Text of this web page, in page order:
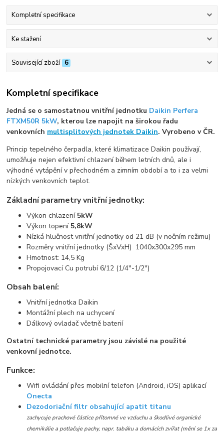
Kompletní specifikace
Ke stažení
Související zboží 6
Kompletní specifikace
Jedná se o samostatnou vnitřní jednotku Daikin Perfera
FTXM50R 5kW, kterou lze napojit na širokou řadu
venkovních multisplitových jednotek Daikin. Vyrobeno v ČR.
Princip tepelného čerpadla, které klimatizace Daikin používají,
umožňuje nejen efektivní chlazení během letních dnů, ale i
výhodné vytápění v přechodném a zimním období a to i za velmi
nízkých venkovních teplot.
Základní parametry vnitřní jednotky:
Výkon chlazení 5kW
Výkon topení 5,8kW
Nízká hlučnost vnitřní jednotky od 21 dB (v nočním režimu)
Rozměry vnitřní jednotky (ŠxVxH) 1040x300x295 mm
Hmotnost: 14,5 Kg
Propojovací Cu potrubí 6/12 (1/4"-1/2")
Obsah balení:
Vnitřní jednotka Daikin
Montážní plech na uchycení
Dálkový ovladač včetně baterií
Ostatní technické parametry jsou závislé na použité
venkovní jednotce.
Funkce:
Wifi ovládání přes mobilní telefon (Android, iOS) aplikací
Onecta
Dezodoriační filtr obsahující apatit titanu
zachycuje prachové částice přítomné ve vzduchu a škodlivé organické
chemikálie a potlačuje pachy, napr. tabáku a domácích zvířat (mění se 1x za